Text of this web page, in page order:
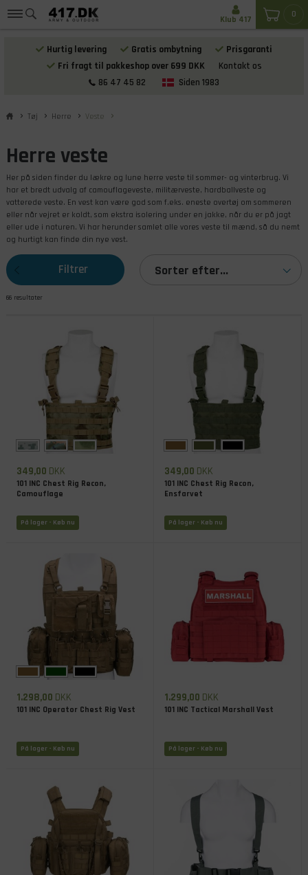
Hurtig levering Gratis ombytning
Prisgaranti
Fri fragt til pakkeshop over 699 DKK
Kontakt os
86 47 45 82
Siden 1983
0
Klub 417
Tøj Herre Veste
Herre veste
Her på siden finder du lækre og lune herre veste til sommer- og vinterbrug. Vi
har et bredt udvalg af camouflageveste, militærveste, hardballveste og
vatterede veste. En vest kan være god som f.eks. eneste overtøj om sommeren
eller når vejret er koldt, som ekstra isolering under en jakke, når du er på jagt
eller ude i naturen. Vi har herunder samlet alle vores veste til mænd, så du nemt
og hurtigt kan finde din nye vest.
Filtrer Sorter efter...
66 resultater
349,00 DKK
101 INC Chest Rig Recon,
Camouflage
På lager - Køb nu
349,00 DKK
101 INC Chest Rig Recon,
Ensfarvet
På lager - Køb nu
1.298,00 DKK
101 INC Operator Chest Rig Vest
På lager - Køb nu
1.299,00 DKK
101 INC Tactical Marshall Vest
På lager - Køb nu